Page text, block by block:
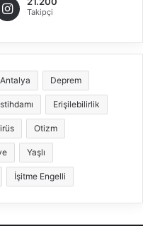
Takipçi
Antalya Deprem
Erişilebilirlik
Otizm
Yaşlı
İşitme Engelli